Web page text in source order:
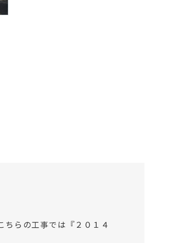
ちらの工事では『２０１４